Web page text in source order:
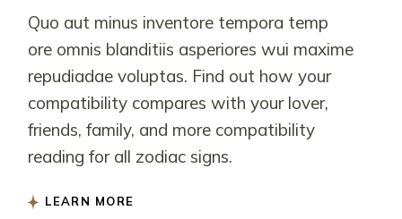
Quo aut minus inventore tempora temp
ore omnis blanditiis asperiores wui maxime
repudiadae voluptas. Find out how your
compatibility compares with your lover,
friends, family, and more compatibility
reading for all zodiac signs.
LEARN MORE